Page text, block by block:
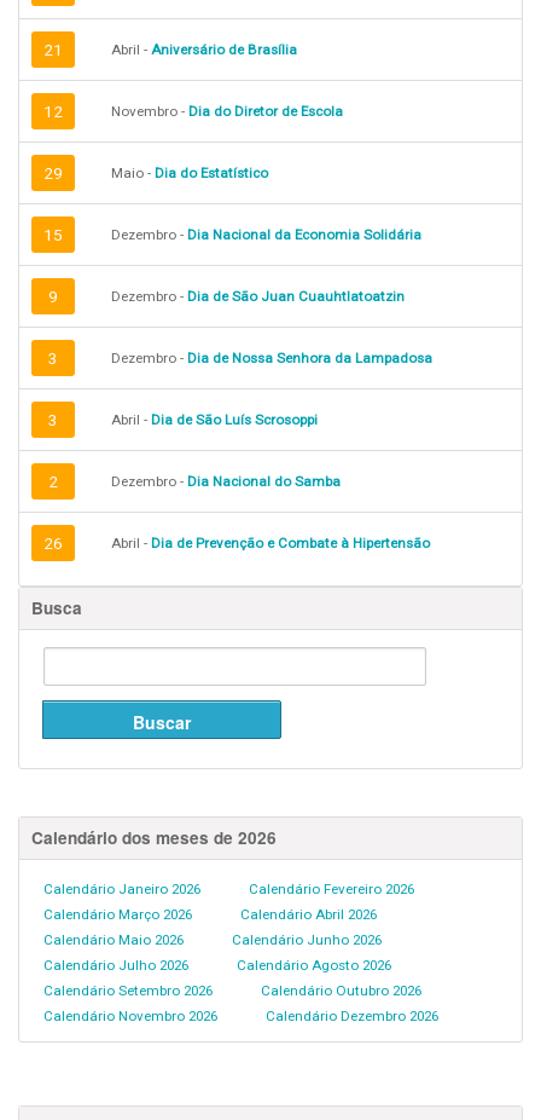
21 Abril - Aniversário de Brasília
12 Novembro - Dia do Diretor de Escola
29 Maio - Dia do Estatístico
15 Dezembro - Dia Nacional da Economia Solidária
9 Dezembro - Dia de São Juan Cuauhtlatoatzin
3 Dezembro - Dia de Nossa Senhora da Lampadosa
3 Abril - Dia de São Luís Scrosoppi
2 Dezembro - Dia Nacional do Samba
26 Abril - Dia de Prevenção e Combate à Hipertensão
Busca
Calendário dos meses de 2026
Calendário Janeiro 2026
Calendário Fevereiro 2026
Calendário Março 2026
Calendário Abril 2026
Calendário Maio 2026
Calendário Junho 2026
Calendário Julho 2026
Calendário Agosto 2026
Calendário Setembro 2026
Calendário Outubro 2026
Calendário Novembro 2026
Calendário Dezembro 2026